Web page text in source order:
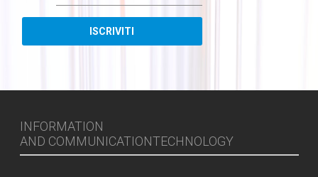
INFORMATION
AND COMMUNICATIONTECHNOLOGY